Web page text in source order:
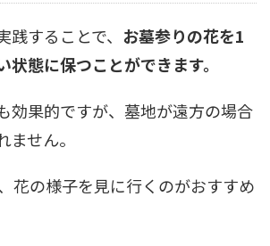
することで、 お墓参りの花を1
状態に保つことができます。
効果的ですが、墓地が遠方の場合
せん。
花の様子を見に行くのがおすすめ